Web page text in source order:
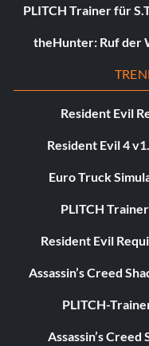
PLITCH Trainer für
theHunter: Ruf der
Resident Evil
Resident Evil 4
Euro Truck
PLITCH
Resident Evil
Assassin’s Creed
PLITCH-
Assassin’s